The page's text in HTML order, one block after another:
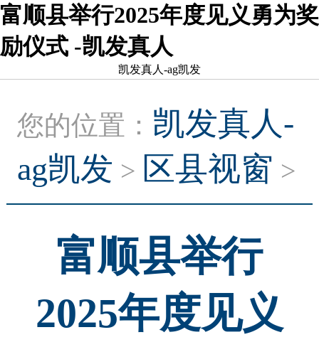
富顺县举行2025年度见义勇为奖
励仪式 -凯发真人
凯发真人-ag凯发
您的位置： 凯发真人-
ag凯发 > 区县视窗 >
富顺县举行
2025年度见义